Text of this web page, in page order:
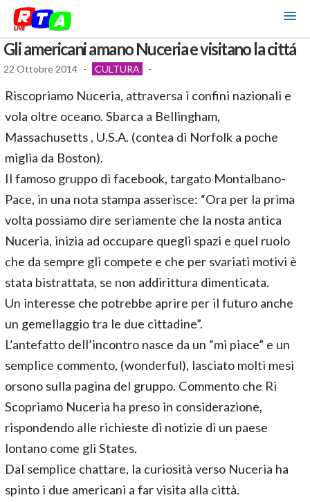
Gli americani amano Nuceria e visitano la cittá
22 Ottobre 2014 - CULTURA -
Riscopriamo Nuceria, attraversa i confini nazionali e
vola oltre oceano. Sbarca a Bellingham,
Massachusetts , U.S.A. (contea di Norfolk a poche
miglia da Boston).
Il famoso gruppo di facebook, targato Montalbano-
Pace, in una nota stampa asserisce: “Ora per la prima
volta possiamo dire seriamente che la nosta antica
Nuceria, inizia ad occupare quegli spazi e quel ruolo
che da sempre gli compete e che per svariati motivi è
stata bistrattata, se non addirittura dimenticata.
Un interesse che potrebbe aprire per il futuro anche
un gemellaggio tra le due cittadine”.
L’antefatto dell’incontro nasce da un “mi piace” e un
semplice commento, (wonderful), lasciato molti mesi
orsono sulla pagina del gruppo. Commento che Ri
Scopriamo Nuceria ha preso in considerazione,
rispondendo alle richieste di notizie di un paese
lontano come gli States.
Dal semplice chattare, la curiosità verso Nuceria ha
spinto i due americani a far visita alla città.